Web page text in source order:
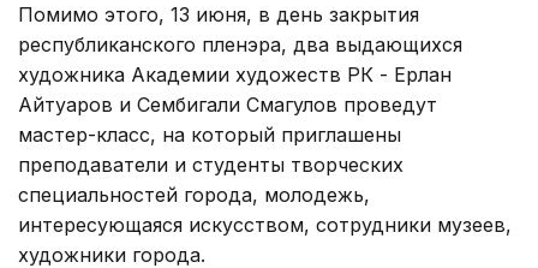
Помимо этого, 13 июня, в день закрытия
республиканского пленэра, два выдающихся
художника Академии художеств РК - Ерлан
Айтуаров и Сембигали Смагулов проведут
мастер-класс, на который приглашены
преподаватели и студенты творческих
специальностей города, молодежь,
интересующаяся искусством, сотрудники музеев,
художники города.